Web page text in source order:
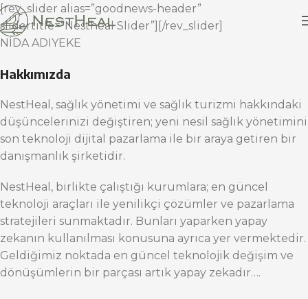
[rev_slider alias=”goodnews-header”
slidertitle=”Nestheal Slider”][/rev_slider]
NİDA ADIYEKE
Hakkımızda
NestHeal, sağlık yönetimi ve sağlık turizmi hakkındaki
düşüncelerinizi değiştiren; yeni nesil sağlık yönetimini
son teknoloji dijital pazarlama ile bir araya getiren bir
danışmanlık şirketidir.
NestHeal, birlikte çalıştığı kurumlara; en güncel
teknoloji araçları ile yenilikçi çözümler ve pazarlama
stratejileri sunmaktadır. Bunları yaparken yapay
zekanın kullanılması konusuna ayrıca yer vermektedir.
Geldiğimiz noktada en güncel teknolojik değişim ve
dönüşümlerin bir parçası artık yapay zekadır….